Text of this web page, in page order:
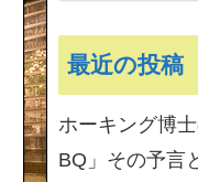
最近の投稿
ホーキング博
BQ」その予言